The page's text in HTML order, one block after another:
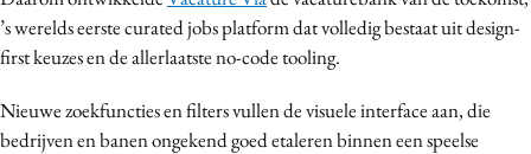
Data & Insights
Design
Digital transformation
Diversiteit
’s werelds eerste curated jobs platform dat volledig bestaat uit design-
first keuzes en de allerlaatste no-code tooling.
Nieuwe zoekfuncties en filters vullen de visuele interface aan, die
bedrijven en banen ongekend goed etaleren binnen een speelse